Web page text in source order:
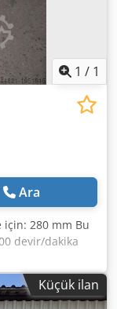
1 / 1
Ara
için: 280 mm Bu
devir/dakika
V, 1,47 kW
kg
Küçük ilan